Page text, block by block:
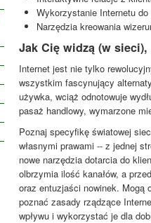
Wykorzystanie Internetu
Narzędzia kreowania
Jak Cię widzą (w
Internet jest nie tylko
wszystkim fascynujący
używka, wciąż odnotowuje
pasaż handlowy, wymarzone
Poznaj specyfikę światowej
własnymi prawami -- z jednej
nowe narzędzia dotarcia do
olbrzymia ilość kanałów, a
oraz entuzjaści nowinek. Mogą
poznać zasady rządzące
wpływu i wykorzystać je dla